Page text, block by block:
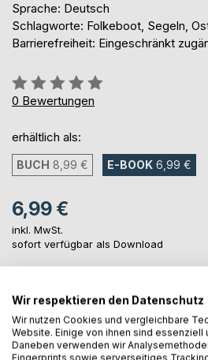
Sprache: Deutsch
Schlagworte: Folkeboot, Segeln,
Barrierefreiheit: Eingeschränkt
Bewertung::
0%
0 Bewertungen
erhältlich als:
BUCH 8,99 € E-BOOK 6,99 €
6,99 €
inkl. MwSt.
sofort verfügbar als Download
IN DEN
Auf die Merkliste
Wir respektieren den Datenschutz
Wir nutzen Cookies und vergleichbare
Website. Einige von ihnen sind essenziell
Daneben verwenden wir
Fingerprints sowie serverseitiges